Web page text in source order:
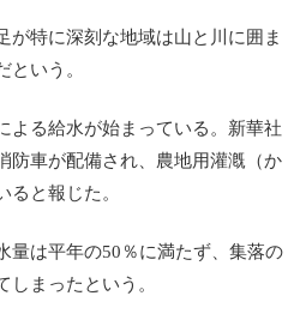
が特に深刻な地域は山と川に囲ま
という。
よる給水が始まっている。新華社
防車が配備され、農地用灌漑（か
ると報じた。
量は平年の50％に満たず、集落の
まったという。